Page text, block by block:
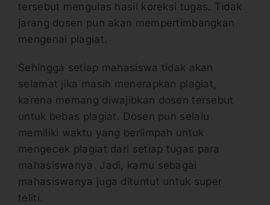
tersebut mengulas hasil koreksi tugas. Tidak
jarang dosen pun akan mempertimbangkan
mengenai plagiat.
Sehingga setiap mahasiswa tidak akan
selamat jika masih menerapkan plagiat,
karena memang diwajibkan dosen tersebut
untuk bebas plagiat. Dosen pun selalu
memiliki waktu yang berlimpah untuk
mengecek plagiat dari setiap tugas para
mahasiswanya. Jadi, kamu sebagai
mahasiswanya juga dituntut untuk super
teliti.